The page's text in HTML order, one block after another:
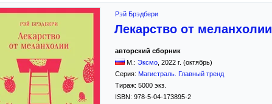
Рэй Брэдбери
Лекарство от меланхолии
авторский сборник
М.: Эксмо 2022 г. (октябрь)
Серия: Магистраль. Главный тренд
Тираж: 5000 экз.
ISBN: 978-5-04-173895-2